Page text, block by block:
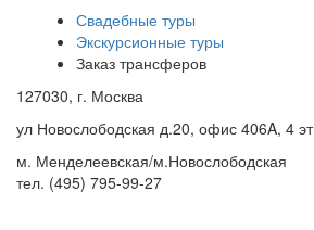
Свадебные туры
Экскурсионные туры
Заказ трансферов
127030, г. Москва
ул Новослободская д.20, офис 406A, 4 эт
м. Менделеевская/м.Новослободская
тел. (495) 795-99-27